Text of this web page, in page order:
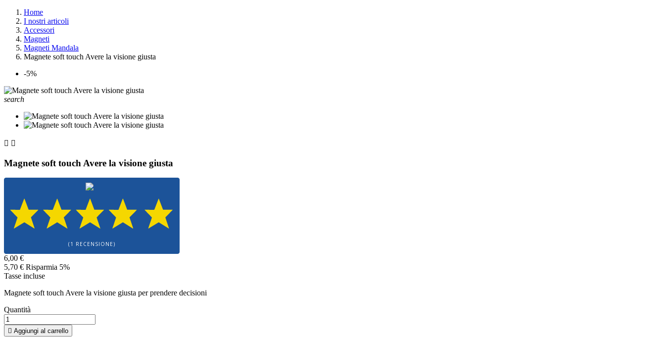
Home
I nostri articoli
Accessori
Magneti
Magneti Mandala
Magnete soft touch Avere la visione giusta
-5%
search
 
Magnete soft touch Avere la visione giusta
(1 RECENSIONE)
6,00 €
5,70 € Risparmia 5%
Tasse incluse
Magnete soft touch Avere la visione giusta per prendere decisioni
Quantità
 Aggiungi al carrello